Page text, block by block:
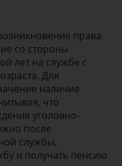
права
со стороны
лет на службе с
Для
наличие
что
уголовно-
после
службы,
и получать пенсию